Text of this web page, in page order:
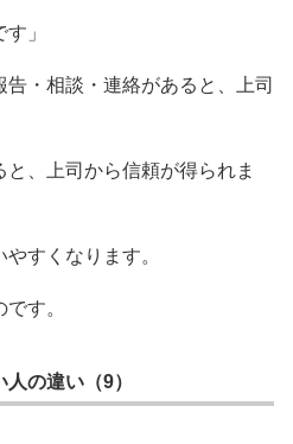
」
・相談・連絡があると、上司
、上司から信頼が得られま
すくなります。
す。
の違い（9）